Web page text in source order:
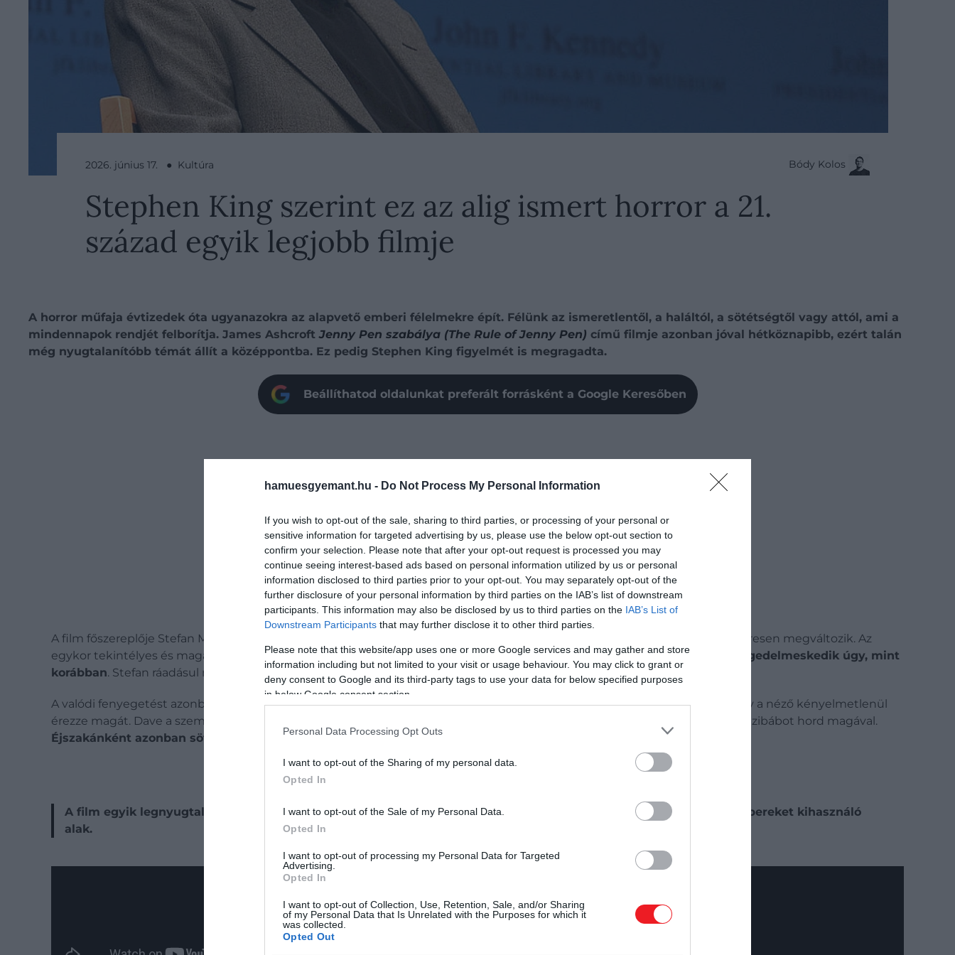
hamuesgyemant.hu - Do Not Process My Personal Information
If you wish to opt-out of the sale, sharing to third parties, or processing of your personal or
sensitive information for targeted advertising by us, please use the below opt-out section to
confirm your selection. Please note that after your opt-out request is processed you may
continue seeing interest-based ads based on personal information utilized by us or personal
information disclosed to third parties prior to your opt-out. You may separately opt-out of the
further disclosure of your personal information by third parties on the IAB’s list of downstream
participants. This information may also be disclosed by us to third parties on the IAB’s List of
Downstream Participants that may further disclose it to other third parties.
Please note that this website/app uses one or more Google services and may gather and store
information including but not limited to your visit or usage behaviour. You may click to grant or
deny consent to Google and its third-party tags to use your data for below specified purposes
in below Google consent section.
Personal Data Processing Opt Outs
I want to opt-out of the Sharing of my personal data.
Opted In
I want to opt-out of the Sale of my Personal Data.
Opted In
I want to opt-out of processing my Personal Data for Targeted
Advertising.
Opted In
I want to opt-out of Collection, Use, Retention, Sale, and/or Sharing
of my Personal Data that Is Unrelated with the Purposes for which it
was collected.
Opted Out
2026. június 17. ● Kultúra Bódy Kolos
Stephen King szerint ez az alig ismert horror a 21.
század egyik legjobb filmje
A horror műfaja évtizedek óta ugyanazokra az alapvető emberi félelmekre épít. Félünk az ismeretlentől, a haláltól, a sötétségtől vagy attól, ami a
mindennapok rendjét felborítja. James AshcroftJenny Pen szabálya (The Rule of Jenny Pen) című filmje azonban jóval hétköznapibb, ezért talán
még nyugtalanítóbb témát állít a középpontba. Ez pedig Stephen King figyelmét is megragadta.
Beállíthatod oldalunkat preferált forrásként a Google Keresőben
A film főszereplője Stefan Mortensen, a
által alakított, keménykezű bíró, akinek élete egy stroke után gyökeresen megváltozik. Az
egykor tekintélyes és magabiztos férfi idősek otthonába kerül, ahol kénytelen szembenézni azzal, hogyteste már nem engedelmeskedik úgy, mint
korábban. Stefan ráadásul nem könnyű eset. Megveti környezetét, lenézi lakótársait, és nehezen fogadja el új helyzetét.
A valódi fenyegetést azonban egy másik lakó, Dave Crealy jelenti.John Lithgowalakítása már önmagában elég ahhoz, hogy a néző kényelmetlenül
érezze magát. Dave a személyzet előtt ártalmatlan, kissé különc öregembernek tűnik, aki állandóan egy Jenny Pen nevű kézibábot hord magával.
Éjszakánként azonban sötétebbik oldalát mutatja meg.
A film egyik legnyugtalanítóbb vonása, hogy gonosztevője nem természetfeletti lény, csak egy kiszolgáltatott embereket kihasználó
alak.